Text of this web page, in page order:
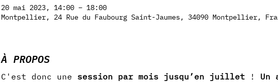
20 mai 2023, 14:00 – 18:00
Montpellier, 24 Rue du Faubourg Saint-Jaumes, 34090 Montpellier,
À PROPOS
C'est donc une session par mois jusqu’en juillet !